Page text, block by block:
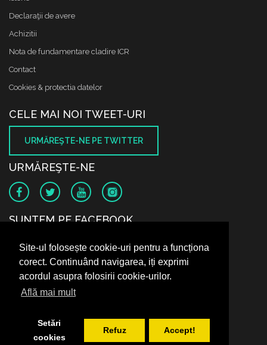
Site-ul folosește cookie-uri pentru a funcționa
corect. Continuând navigarea, iți exprimi
acordul asupra folosirii cookie-urilor.
Află mai mult
Setări
cookies
Refuz Accept!
Declaraţii de avere
Achizitii
Nota de fundamentare cladire ICR
Contact
Cookies & protectia datelor
CELE MAI NOI TWEET-URI
URMĂREŞTE-NE PE TWITTER
URMĂREŞTE-NE
SUNTEM PE FACEBOOK